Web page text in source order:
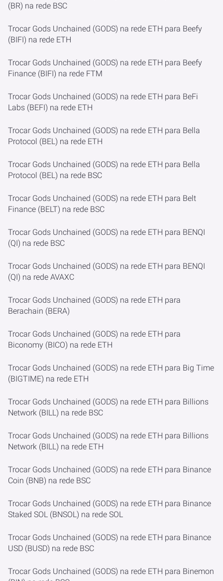
(BR) na rede BSC
Trocar Gods Unchained (GODS) na rede ETH para Beefy
(BIFI) na rede ETH
Trocar Gods Unchained (GODS) na rede ETH para Beefy
Finance (BIFI) na rede FTM
Trocar Gods Unchained (GODS) na rede ETH para BeFi
Labs (BEFI) na rede ETH
Trocar Gods Unchained (GODS) na rede ETH para Bella
Protocol (BEL) na rede ETH
Trocar Gods Unchained (GODS) na rede ETH para Bella
Protocol (BEL) na rede BSC
Trocar Gods Unchained (GODS) na rede ETH para Belt
Finance (BELT) na rede BSC
Trocar Gods Unchained (GODS) na rede ETH para BENQI
(QI) na rede BSC
Trocar Gods Unchained (GODS) na rede ETH para BENQI
(QI) na rede AVAXC
Trocar Gods Unchained (GODS) na rede ETH para
Berachain (BERA)
Trocar Gods Unchained (GODS) na rede ETH para
Biconomy (BICO) na rede ETH
Trocar Gods Unchained (GODS) na rede ETH para Big Time
(BIGTIME) na rede ETH
Trocar Gods Unchained (GODS) na rede ETH para Billions
Network (BILL) na rede BSC
Trocar Gods Unchained (GODS) na rede ETH para Billions
Network (BILL) na rede ETH
Trocar Gods Unchained (GODS) na rede ETH para Binance
Coin (BNB) na rede BSC
Trocar Gods Unchained (GODS) na rede ETH para Binance
Staked SOL (BNSOL) na rede SOL
Trocar Gods Unchained (GODS) na rede ETH para Binance
USD (BUSD) na rede BSC
Trocar Gods Unchained (GODS) na rede ETH para Binemon